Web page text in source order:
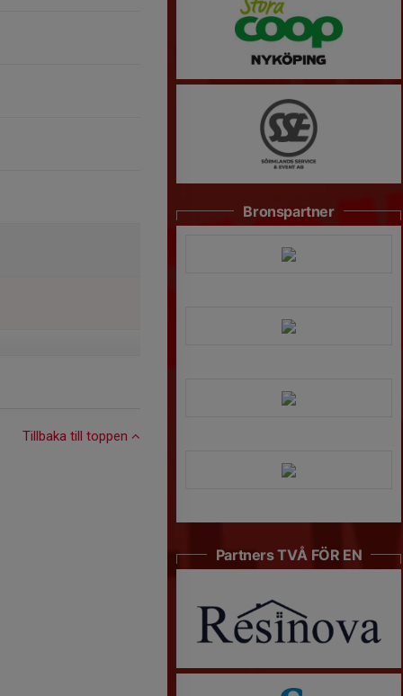
Tillbaka till toppen
Bronspartner
Partners TVÅ FÖR EN